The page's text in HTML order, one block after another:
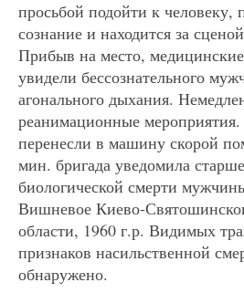
просьбой подойти к человеку,
сознание и находится за
Прибыв на место,
увидели бессознательного
агонального дыхания.
реанимационные
перенесли в машину скорой
мин. бригада уведомила
биологической смерти
Вишневое Киево-
области, 1960 г.р. Видимых
признаков насильственной
обнаружено.